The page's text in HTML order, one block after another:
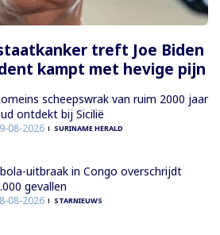
treft Joe Biden
kampt met hevige pijn
scheepswrak van ruim 2000 jaar
ontdekt bij Sicilië
08-2026 SURINAME HERALD
uitbraak in Congo overschrijdt
gevallen
08-2026 STARNIEUWS